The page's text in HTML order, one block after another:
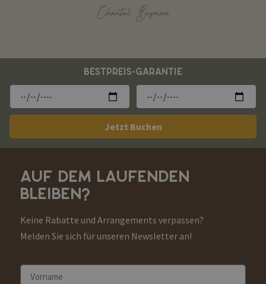
Chantal Bosman
BESTPREIS-GARANTIE
Jetzt Buchen
AUF DEM LAUFENDEN
BLEIBEN?
Keine Rabatte und Arrangements verpassen?
Melden Sie sich für unseren Newsletter an!